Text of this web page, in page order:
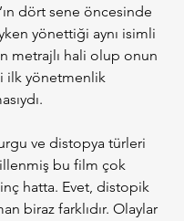
’ın dört sene öncesinde
yönettiği aynı isimli
metrajlı hali olup onun
ilk yönetmenlik
ve distopya türleri
bu film çok
hatta. Evet, distopik
biraz farklıdır. Olaylar